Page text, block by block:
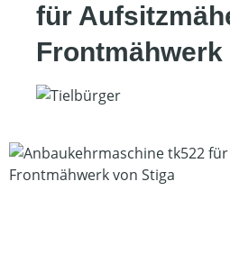
für
Bildergalerie überspringen